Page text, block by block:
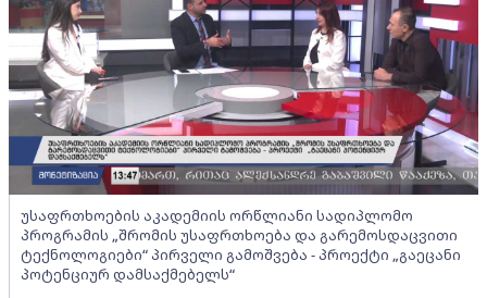
უსაფრთხოების აკადემიის ორწლიანი სადიპლომო
პროგრამის „შრომის უსაფრთხოება და გარემოსდაცვითი
ტექნოლოგიები“ პირველი გამოშვება - პროექტი „გაეცანი
პოტენციურ დამსაქმებელს“